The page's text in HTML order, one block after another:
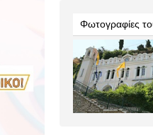
Φωτογραφίες